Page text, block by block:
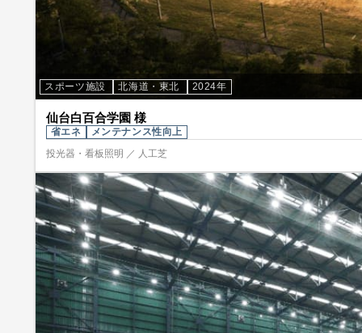
スポーツ施設 北海道・東北 2024年
仙台白百合学園 様
省エネ
メンテナンス性向上
投光器・看板照明 ／ 人工芝